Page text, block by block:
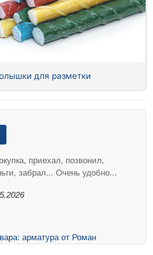
для разметки
приехал, позвонил,
забрал... Очень удобно...